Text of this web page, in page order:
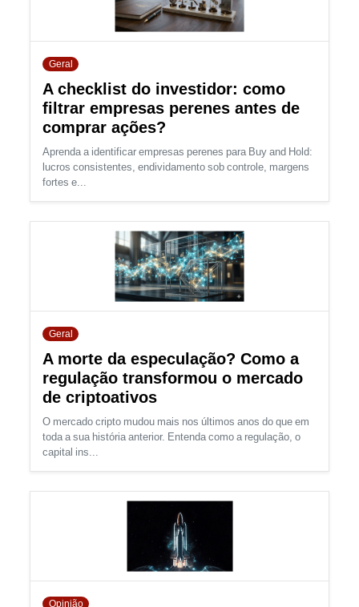
Geral
​A checklist do investidor: como
filtrar empresas perenes antes de
comprar ações?
Aprenda a identificar empresas perenes para Buy and Hold:
lucros consistentes, endividamento sob controle, margens
fortes e...
Geral
A morte da especulação? Como a
regulação transformou o mercado
de criptoativos
O mercado cripto mudou mais nos últimos anos do que em
toda a sua história anterior. Entenda como a regulação, o
capital ins...
Opinião